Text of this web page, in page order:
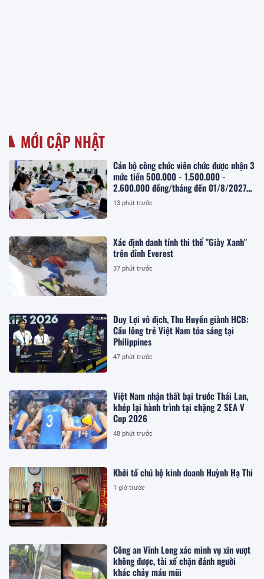
MỚI CẬP NHẬT
Cán bộ công chức viên chức được nhận 3
mức tiền 500.000 - 1.500.000 -
2.600.000 đồng/tháng đến 01/8/2027
theo Nghị quyết 28 cho các chi phí nào?
13 phút trước
Xác định danh tính thi thể "Giày Xanh"
trên đỉnh Everest
37 phút trước
Duy Lợi vô địch, Thu Huyền giành HCB:
Cầu lông trẻ Việt Nam tỏa sáng tại
Philippines
47 phút trước
Việt Nam nhận thất bại trước Thái Lan,
khép lại hành trình tại chặng 2 SEA V
Cup 2026
48 phút trước
Khởi tố chủ hộ kinh doanh Huỳnh Hạ Thi
1 giờ trước
Công an Vĩnh Long xác minh vụ xin vượt
không được, tài xế chặn đánh người
khác chảy máu mũi